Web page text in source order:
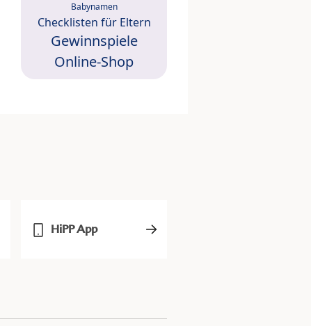
Babynamen
Checklisten für Eltern
Gewinnspiele
Online-Shop
HiPP App